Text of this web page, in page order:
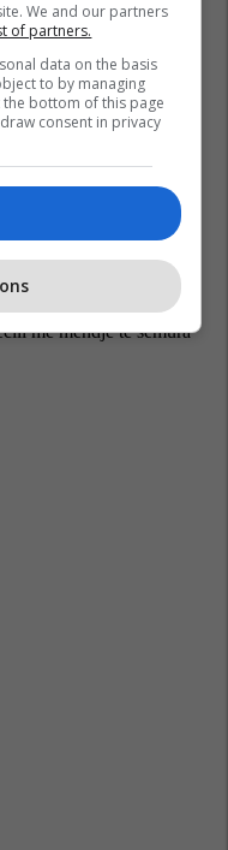
We and our partners
of partners.
data on the basis
to by managing
bottom of this page
consent in privacy